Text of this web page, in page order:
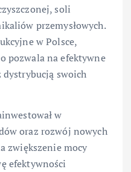
soli
przemysłowych.
w Polsce,
pozwala na efektywne
swoich
w
oraz rozwój nowych
zwiększenie mocy
efektywności